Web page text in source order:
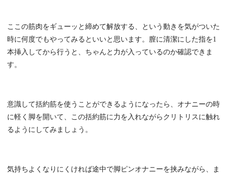
ここの筋肉をギューッと締めて解放する、という動きを気がついた
時に何度でもやってみるといいと思います。膣に清潔にした指を1
本挿入してから行うと、ちゃんと力が入っているのか確認できま
す。
意識して括約筋を使うことができるようになったら、オナニーの時
に軽く脚を開いて、この括約筋に力を入れながらクリトリスに触れ
るようにしてみましょう。
気持ちよくなりにくければ途中で脚ピンオナニーを挟みながら、ま